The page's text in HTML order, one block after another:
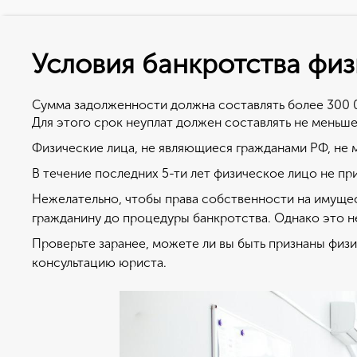
В чем
Банкротство
подразумевает
Подавая
возможны
Полное списание
доходы равны
В любом случае
Как подать на
лицу?
Для признания банкротства физ.
ссылка на образец).
Заявление можно подать, как
подобными ситуациями.
В заявлении необходимо указать
есть то, почему вы не в состоянии
номера договоров, которые были
документы, подтверждающие
форме 2НДФЛ.
Далее необходимо пройти всю
Условия банкротства
Сумма задолженности должна составлять более 300
Для этого срок неуплат должен составлять не
Физические лица, не являющиеся гражданами РФ, не
В течение последних 5-ти лет физическое лицо не
Нежелательно, чтобы права собственности на
гражданину до процедуры банкротства. Однако это
Проверьте заранее, можете ли вы быть признаны
консультацию юриста.